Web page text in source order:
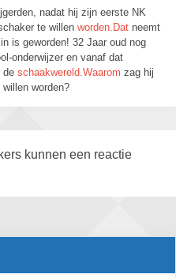
nadat hij zijn eerste NK
te willen worden.Dat neemt
is geworden! 32 Jaar oud nog
onderwijzer en vanaf dat
de schaakwereld.Waarom zag hij
worden?
kunnen een reactie